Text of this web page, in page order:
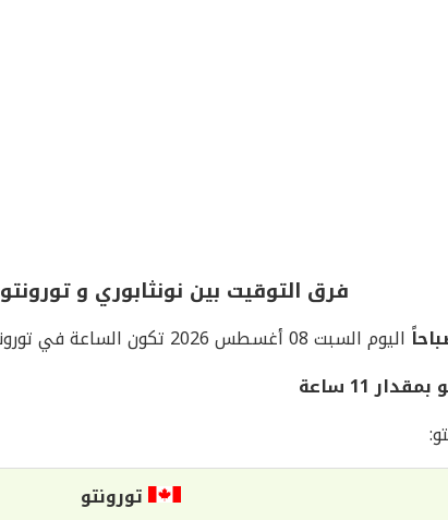
فرق التوقيت بين نونثابوري و تورونتو
اليوم السبت 08 أغسطس 2026 تكون الساعة في تورونتو
11 ساعة
تورونتو